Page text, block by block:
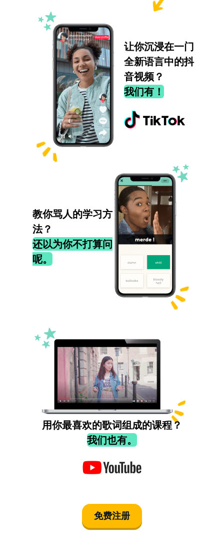
让你沉浸在一门
全新语言中的抖
音视频？
我们有！
教你骂人的学习方
法？
还以为你不打算问
呢。
用你最喜欢的歌词组成的课程？
我们也有。
免费注册